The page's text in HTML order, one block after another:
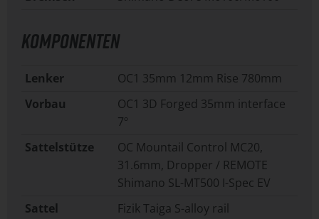
KOMPONENTEN
Lenker
OC1 35mm 12mm Rise 780mm
Vorbau
OC1 3D Forged 35mm interface
7º
Sattelstütze
OC Mountail Control MC20,
31.6mm, Dropper / REMOTE
Shimano SL-MT500 I-Spec EV
Sattel
Fizik Taiga S-alloy rail